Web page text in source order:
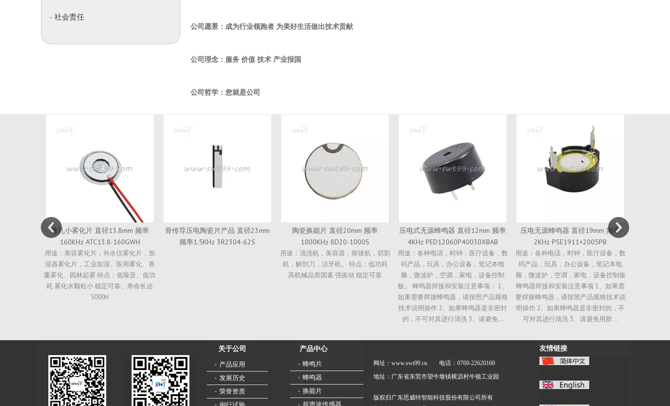
社会责任
公司愿景：成为行业领跑者 为美好生活做出技术贡献
公司理念：服务 价值 技术 产业报国
公司哲学：您就是公司
骨传导压电陶瓷片产品 直径23mm
频率1.5KHz 3R2304-62S
陶瓷换能片 直径20mm 频率
1000KHz 8D20-1000S
压电式无源蜂鸣器 直径12mm 频率
4KHz PED12060P40030XBAB
用途：各种电话，时钟，医疗设备，数
码产品，玩具，办公设备，笔记本电
脑，微波炉，空调，家电，设备控制
压电无源蜂鸣器 直径19mm 频率
2KHz PSE1911+2005PB
用途：各种电话，时钟，医疗设备，数
码产品，玩具，办公设备，笔记本电
脑，微波炉，空调，家电，设备控制板
蜂鸣器焊接和安装注意事项 1、如果需
要焊接蜂鸣器，请按照产品规格技术说
明操作 2、如果蜂鸣器是非密封的，不
可对其进行清洗 3、请避免用胶...
压电无源蜂鸣器 直径22mm 频率
2.7KHz PSE2275+2705PA
用途：各种电话，时钟，医疗设备，数
码产品，玩具，办 公设备，笔记本电
脑，微波炉，空调，家电，设备控制板
蜂鸣器焊接和安装注意事项 1、如果需
要焊接蜂鸣器，请按照产品规格技术说
明操作 2、如果蜂鸣器是非密封的，不
可对其进行清洗 3、请避免用...
关于公司
产品应用
发展历史
荣誉资质
产品中心
蜂鸣片
蜂鸣器
换能片
超声波传感器
网址：www.swt99.cn 电话：0769-22620160
地址：广东省东莞市望牛墩镇横沥村牛顿工业园
版权归广东思威特智能科技股份有限公司所有
友情链接